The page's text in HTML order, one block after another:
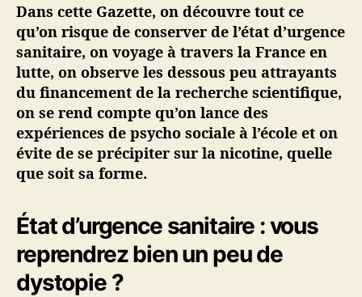
é
·
e
s
#
1
3
–
L
c
Dans cette Gazette, on découvre tout ce
qu’on risque de conserver de l’état d’urgence
sanitaire, on voyage à travers la France en
lutte, on observe les dessous peu attrayants
du financement de la recherche scientifique,
on se rend compte qu’on lance des
expériences de psycho sociale à l’école et on
évite de se précipiter sur la nicotine, quelle
que soit sa forme.
État d’urgence sanitaire : vous
reprendrez bien un peu de
dystopie ?